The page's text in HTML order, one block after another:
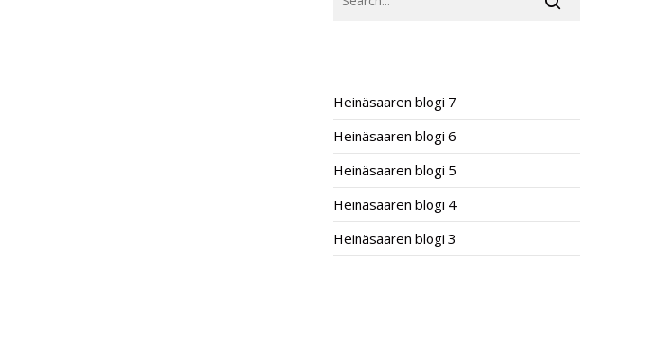
Heinäsaaren blogi 7
Heinäsaaren blogi 6
Heinäsaaren blogi 5
Heinäsaaren blogi 4
Heinäsaaren blogi 3